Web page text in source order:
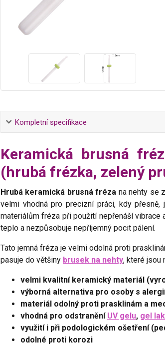
Kompletní specifikace
Keramická brusná
(hrubá frézka, zelený
Hrubá keramická brusná fréza na nehty se
velmi vhodná pro precizní práci, kdy přesně,
materiálům fréza při použití nepřenáší vibrace
teplo a nezpůsobuje nepříjemný pocit pálení.
Tato jemná fréza je velmi odolná proti
pasuje do většiny brusek na nehty, které jsou
velmi kvalitní keramický materiál
výborná alternativa pro osoby s
materiál odolný proti prasklinám a
vhodná pro odstranění UV gelu, gel
využití i při podologickém ošetření
odolné proti korozi